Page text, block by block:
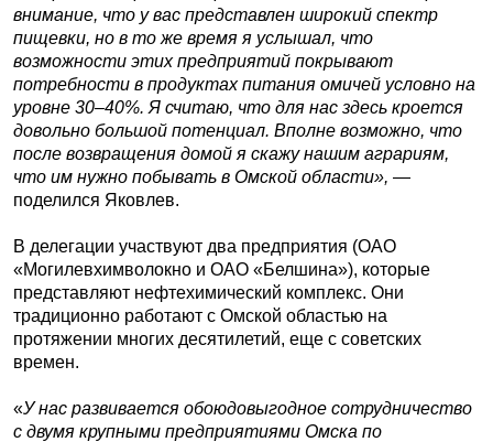
внимание, что у вас представлен широкий спектр
пищевки, но в то же время я услышал, что
возможности этих предприятий покрывают
потребности в продуктах питания омичей условно на
уровне 30–40%. Я считаю, что для нас здесь кроется
довольно большой потенциал. Вполне возможно, что
после возвращения домой я скажу нашим аграриям,
что им нужно побывать в Омской области», —
поделился Яковлев.
В делегации участвуют два предприятия (ОАО
«Могилевхимволокно и ОАО «Белшина»), которые
представляют нефтехимический комплекс. Они
традиционно работают с Омской областью на
протяжении многих десятилетий, еще с советских
времен.
«У нас развивается обоюдовыгодное сотрудничество
с двумя крупными предприятиями Омска по